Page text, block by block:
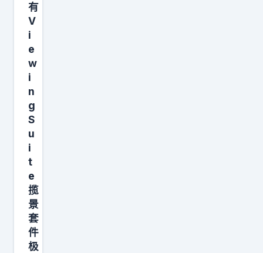
业
的
双
休
覆
盖
率
还
是
挺
高
的
杭
州
比
有
V
i
e
w
i
n
g
S
u
i
t
e
揽
景
套
件
极